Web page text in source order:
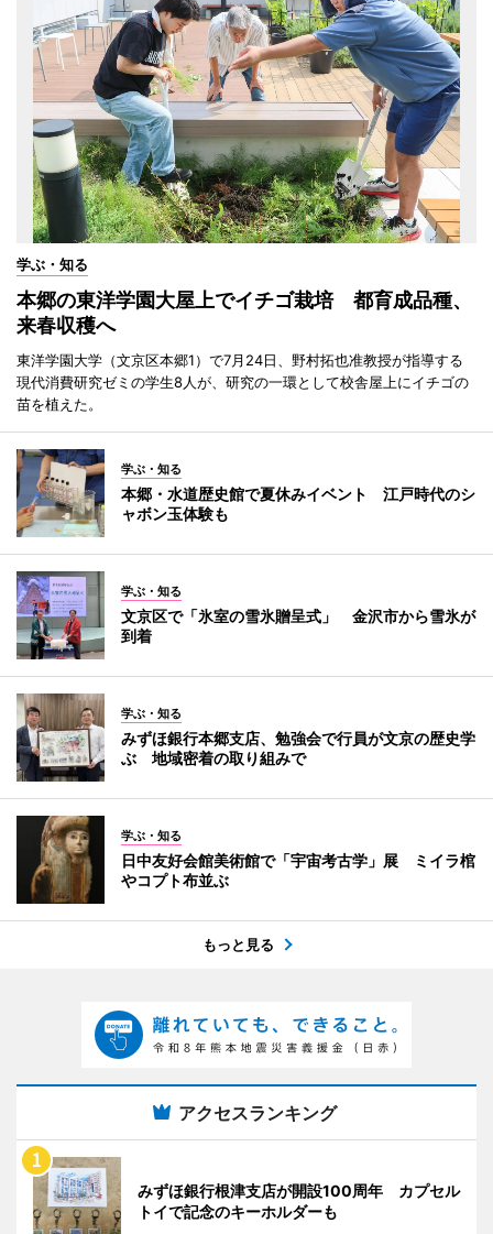
学ぶ・知る
本郷の東洋学園大屋上でイチゴ栽培 都育成品種、
来春収穫へ
東洋学園大学（文京区本郷1）で7月24日、野村拓也准教授が指導する
現代消費研究ゼミの学生8人が、研究の一環として校舎屋上にイチゴの
苗を植えた。
学ぶ・知る
本郷・水道歴史館で夏休みイベント 江戸時代のシ
ャボン玉体験も
学ぶ・知る
文京区で「氷室の雪氷贈呈式」 金沢市から雪氷が
到着
学ぶ・知る
みずほ銀行本郷支店、勉強会で行員が文京の歴史学
ぶ 地域密着の取り組みで
学ぶ・知る
日中友好会館美術館で「宇宙考古学」展 ミイラ棺
やコプト布並ぶ
もっと見る
アクセスランキング
みずほ銀行根津支店が開設100周年 カプセル
トイで記念のキーホルダーも